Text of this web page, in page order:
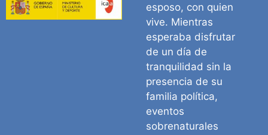
esposo, con quien
vive. Mientras
esperaba disfrutar
de un día de
tranquilidad sin la
presencia de su
familia política,
eventos
sobrenaturales